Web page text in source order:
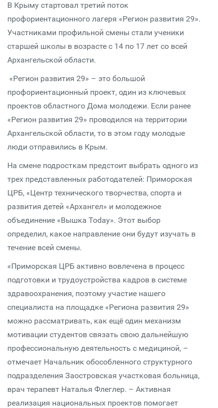
В Крыму стартовал третий поток
профориентационного лагеря «Регион развития 29».
Участниками профильной смены стали ученики
старшей школы в возрасте с 14 по 17 лет со всей
Архангельской области.
«Регион развития 29» – это большой
профориентационный проект, один из ключевых
проектов областного Дома молодежи. Если ранее
«Регион развития 29» проводился на территории
Архангельской области, то в этом году молодые
люди отправились в Крым.
На смене подросткам предстоит выбрать одного из
трех представленных работодателей: Приморская
ЦРБ, «Центр технического творчества, спорта и
развития детей «Архангел» и молодежное
объединение «Вышка Today». Этот выбор
определил, какое направление они будут изучать в
течение всей смены.
«Приморская ЦРБ активно вовлечена в процесс
подготовки и трудоустройства кадров в системе
здравоохранения, поэтому участие нашего
специалиста на площадке «Региона развития 29»
можно рассматривать, как ещё один механизм
мотивации студентов связать свою дальнейшую
профессиональную деятельность с медициной, –
отмечает Начальник обособленного структурного
подразделения Заостровская участковая больница,
врач терапевт Наталья Флеглер. – Активная
реализация национальных проектов помогает